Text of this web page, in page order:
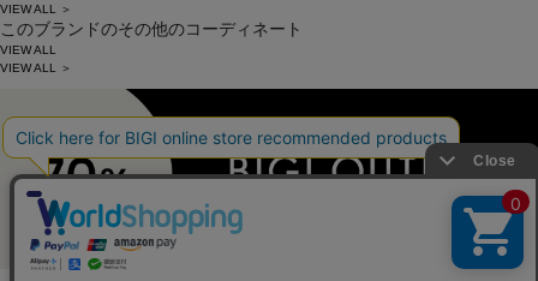
VIEW ALL ＞
このブランドのその他のコーディネート
VIEW ALL
VIEW ALL ＞